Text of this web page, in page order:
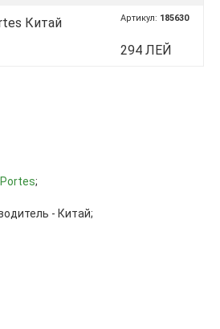
Китай Артикул: 185630
294 ЛЕЙ
;
- Китай;